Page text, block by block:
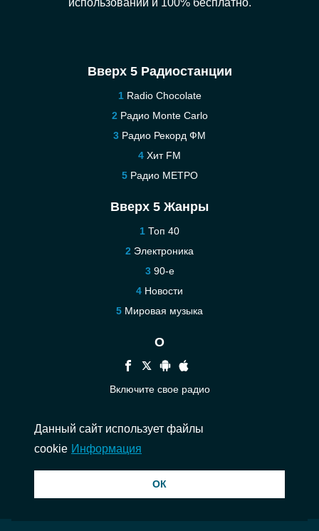
использовании и 100% бесплатно.
Вверх 5 Радиостанции
Radio Chocolate
Радио Monte Carlo
Радио Рекорд ФМ
Хит FM
Радио МЕТРО
Вверх 5 Жанры
Топ 40
Электроника
90-е
Новости
Мировая музыка
О
Включите свое радио
Связаться
конфиденциальности
Данный сайт использует файлы
cookie Информация
ОК